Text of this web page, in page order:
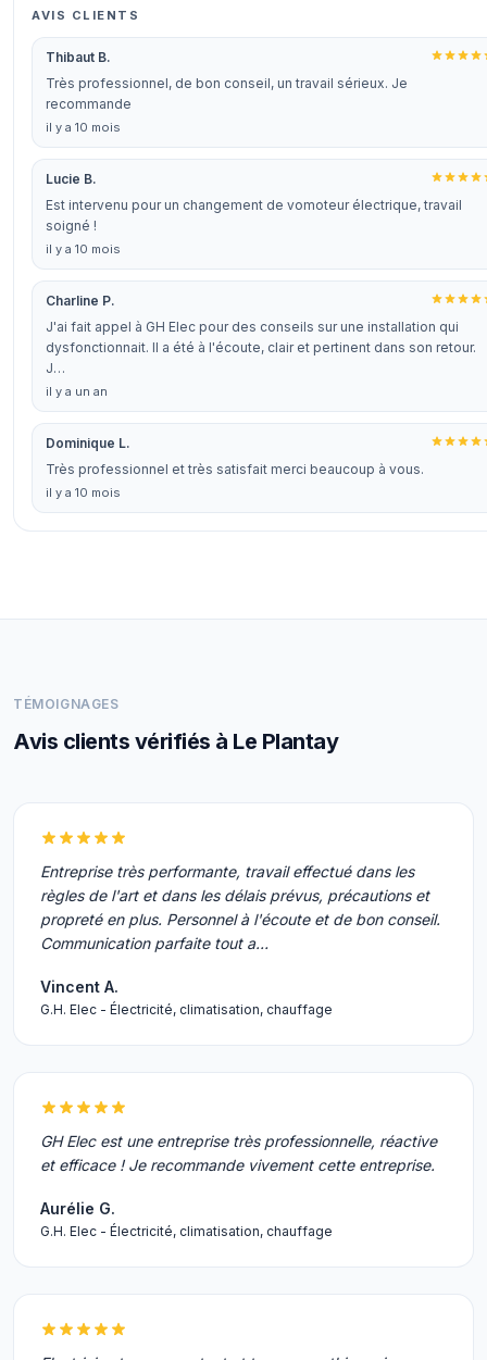
AVIS CLIENTS
Thibaut B.
Très professionnel, de bon conseil, un travail sérieux. Je
recommande
il y a 10 mois
Lucie B.
Est intervenu pour un changement de vomoteur électrique, travail
soigné !
il y a 10 mois
Charline P.
J'ai fait appel à GH Elec pour des conseils sur une installation qui
dysfonctionnait. Il a été à l'écoute, clair et pertinent dans son retour.
J…
il y a un an
Dominique L.
Très professionnel et très satisfait merci beaucoup à vous.
il y a 10 mois
TÉMOIGNAGES
Avis clients vérifiés à Le Plantay
Entreprise très performante, travail effectué dans les
règles de l'art et dans les délais prévus, précautions et
propreté en plus. Personnel à l'écoute et de bon conseil.
Communication parfaite tout a…
Vincent A.
G.H. Elec - Électricité, climatisation, chauffage
GH Elec est une entreprise très professionnelle, réactive
et efficace ! Je recommande vivement cette entreprise.
Aurélie G.
G.H. Elec - Électricité, climatisation, chauffage